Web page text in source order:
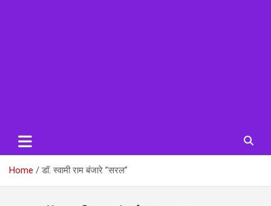
Home डॉ. स्वामी राम बंजारे ”सरल”